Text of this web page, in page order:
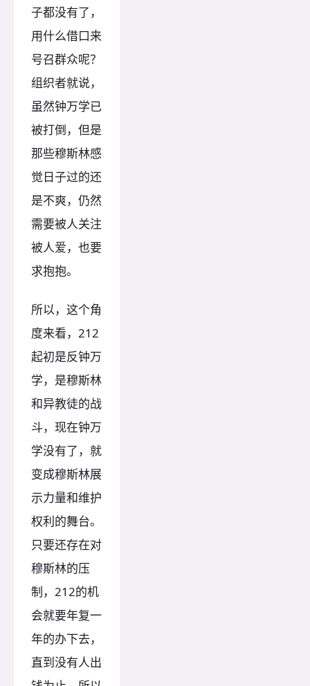
子都没有了，
用什么借口来
号召群众呢？
组织者就说，
虽然钟万学已
被打倒，但是
那些穆斯林感
觉日子过的还
是不爽，仍然
需要被人关注
被人爱，也要
求抱抱。
所以，这个角
度来看，212
起初是反钟万
学，是穆斯林
和异教徒的战
斗，现在钟万
学没有了，就
变成穆斯林展
示力量和维护
权利的舞台。
只要还存在对
穆斯林的压
制，212的机
会就要年复一
年的办下去，
直到没有人出